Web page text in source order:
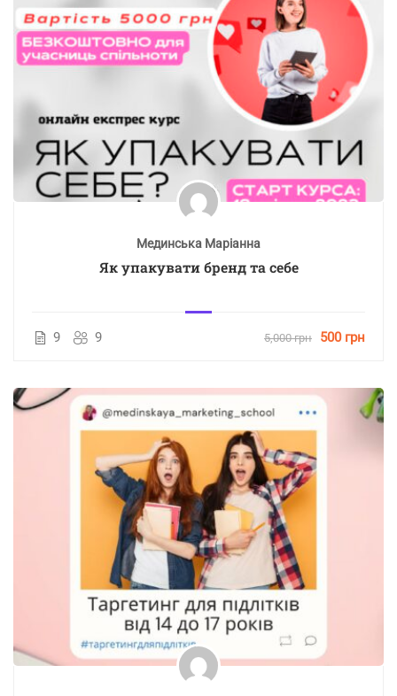
Мединська Маріанна
Як упакувати бренд та себе
9 9 5,000 грн 500 грн